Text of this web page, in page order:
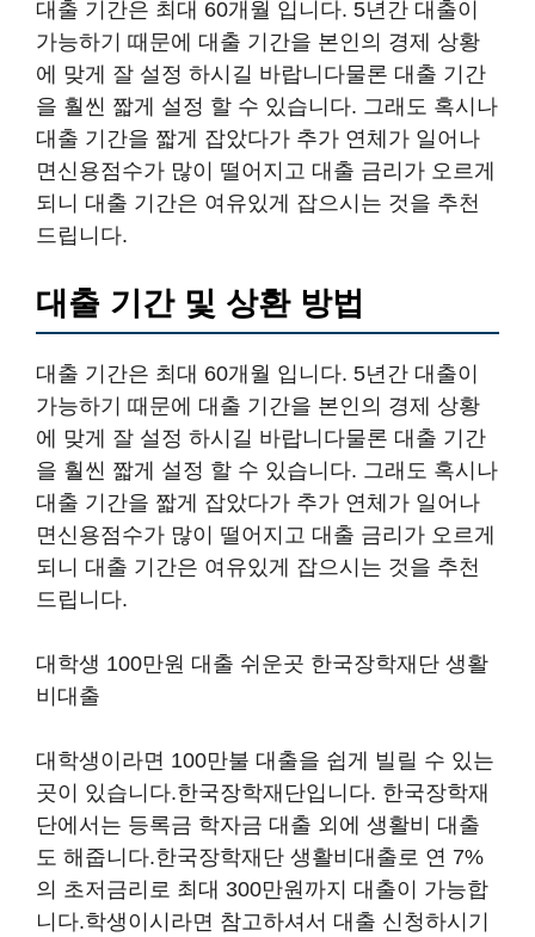
대출 기간은 최대 60개월 입니다. 5년간 대출이
가능하기 때문에 대출 기간을 본인의 경제 상황
에 맞게 잘 설정 하시길 바랍니다물론 대출 기간
을 훨씬 짧게 설정 할 수 있습니다. 그래도 혹시나
대출 기간을 짧게 잡았다가 추가 연체가 일어나
면신용점수가 많이 떨어지고 대출 금리가 오르게
되니 대출 기간은 여유있게 잡으시는 것을 추천
드립니다.
대출 기간 및 상환 방법
대출 기간은 최대 60개월 입니다. 5년간 대출이
가능하기 때문에 대출 기간을 본인의 경제 상황
에 맞게 잘 설정 하시길 바랍니다물론 대출 기간
을 훨씬 짧게 설정 할 수 있습니다. 그래도 혹시나
대출 기간을 짧게 잡았다가 추가 연체가 일어나
면신용점수가 많이 떨어지고 대출 금리가 오르게
되니 대출 기간은 여유있게 잡으시는 것을 추천
드립니다.
대학생 100만원 대출 쉬운곳 한국장학재단 생활
비대출
대학생이라면 100만불 대출을 쉽게 빌릴 수 있는
곳이 있습니다.한국장학재단입니다. 한국장학재
단에서는 등록금 학자금 대출 외에 생활비 대출
도 해줍니다.한국장학재단 생활비대출로 연 7%
의 초저금리로 최대 300만원까지 대출이 가능합
니다.학생이시라면 참고하셔서 대출 신청하시기